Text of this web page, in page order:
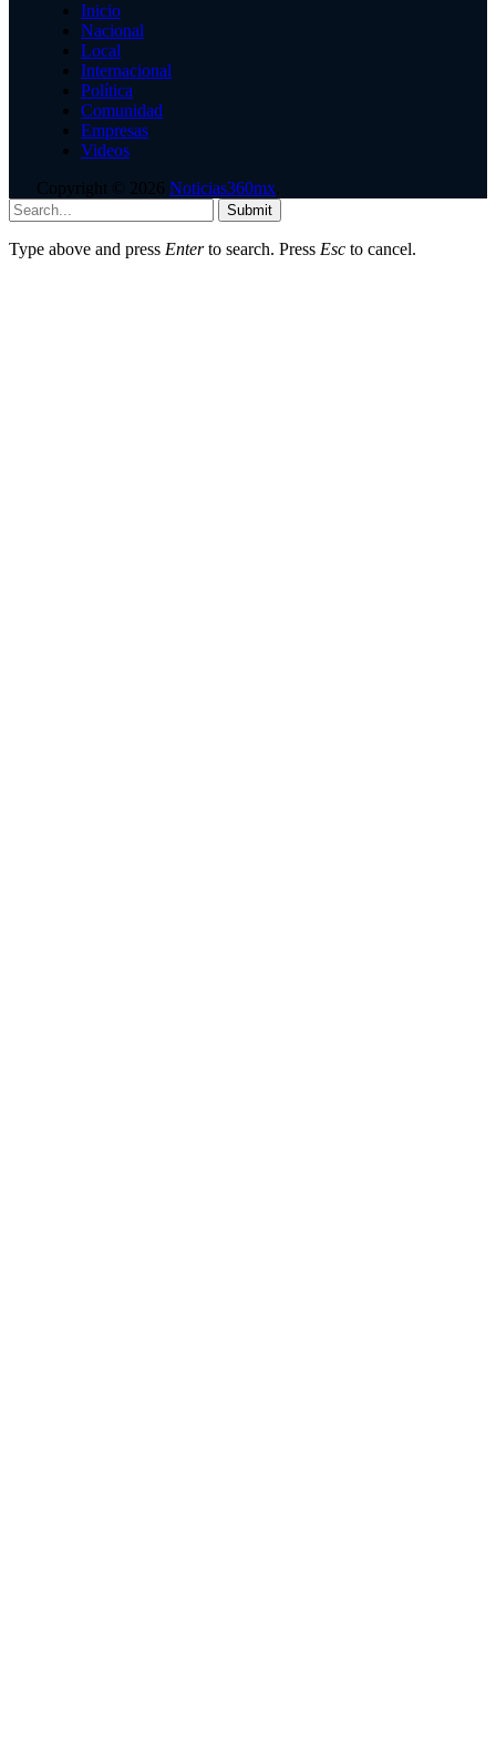
Inicio
Nacional
Local
Internacional
Política
Comunidad
Empresas
Videos
Copyright © 2026 Noticias360mx
Submit
Type above and press Enterto search. Press Esc to cancel.